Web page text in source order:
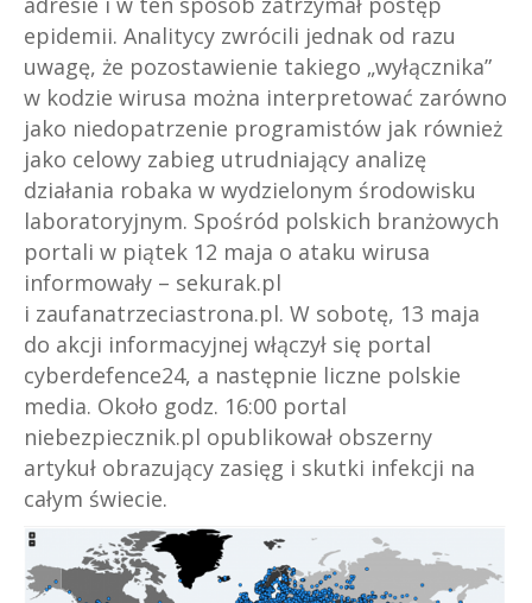
epidemii. Analitycy zwrócili jednak od razu
uwagę, że pozostawienie takiego „wyłącznika”
w kodzie wirusa można interpretować zarówno
jako niedopatrzenie programistów jak również
jako celowy zabieg utrudniający analizę
działania robaka w wydzielonym środowisku
laboratoryjnym. Spośród polskich branżowych
portali w piątek 12 maja o ataku wirusa
informowały – sekurak.pl
i zaufanatrzeciastrona.pl. W sobotę, 13 maja
do akcji informacyjnej włączył się portal
cyberdefence24, a następnie liczne polskie
media. Około godz. 16:00 portal
niebezpiecznik.pl opublikował obszerny
artykuł obrazujący zasięg i skutki infekcji na
całym świecie.